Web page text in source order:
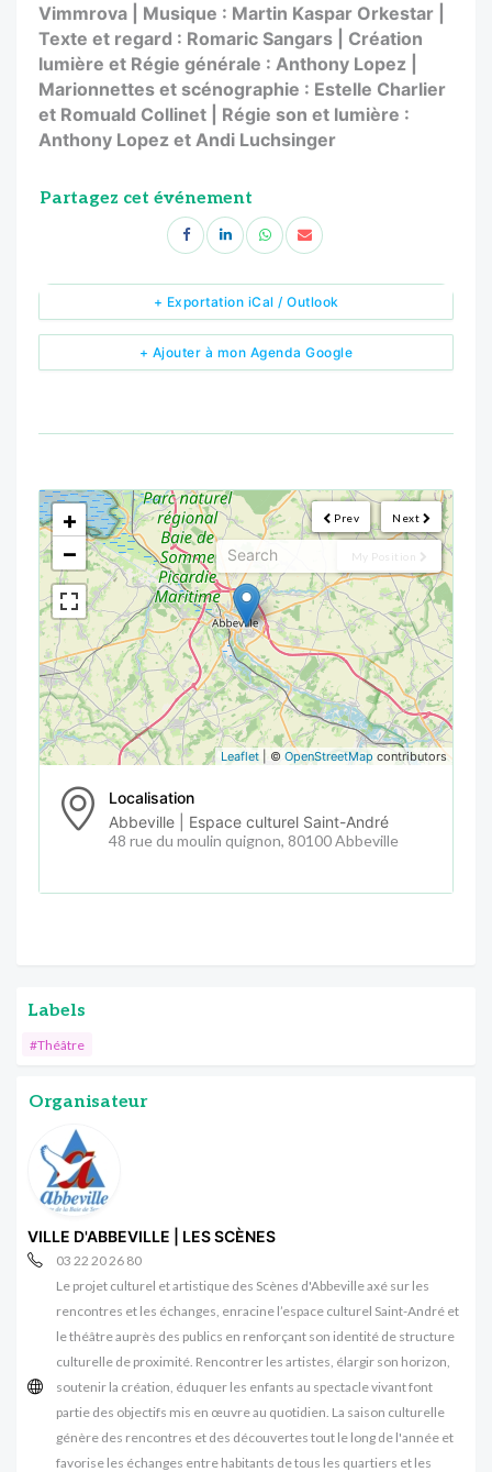
Vimmrova | Musique : Martin Kaspar Orkestar |
Texte et regard : Romaric Sangars | Création
lumière et Régie générale : Anthony Lopez |
Marionnettes et scénographie : Estelle Charlier
et Romuald Collinet | Régie son et lumière :
Anthony Lopez et Andi Luchsinger
Partagez cet événement
+ Ajouter à mon Agenda Google
+ Exportation iCal / Outlook
Next
Prev
My Position
<!---->
+
−
Leaflet | © OpenStreetMap contributors
Localisation
Abbeville | Espace culturel Saint-André
48 rue du moulin quignon, 80100 Abbeville
Labels
#Théâtre
Organisateur
VILLE D'ABBEVILLE | LES SCÈNES
03 22 20 26 80
Le projet culturel et artistique des Scènes d'Abbeville axé sur les
rencontres et les échanges, enracine l’espace culturel Saint-André et
le théâtre auprès des publics en renforçant son identité de structure
culturelle de proximité. Rencontrer les artistes, élargir son horizon,
soutenir la création, éduquer les enfants au spectacle vivant font
partie des objectifs mis en œuvre au quotidien. La saison culturelle
génère des rencontres et des découvertes tout le long de l'année et
favorise les échanges entre habitants de tous les quartiers et les